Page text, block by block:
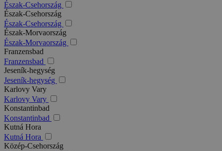
Észak-Csehország
Észak-Csehország
Észak-Csehország
Észak-Morvaország
Észak-Morvaország
Franzensbad
Franzensbad
Jeseník-hegység
Jeseník-hegység
Karlovy Vary
Karlovy Vary
Konstantinbad
Konstantinbad
Kutná Hora
Kutná Hora
Közép-Csehország